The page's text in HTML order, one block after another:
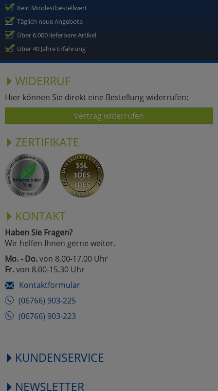
Kein Mindestbestellwert
Täglich neue Angebote
Über 6.000 lieferbare Artikel
Über 40 Jahre Erfahrung
WIDERRUF
Hier können Sie direkt eine Bestellung widerrufen:
Vertrag widerrufen
ZERTIFIKATE
KONTAKT
Haben Sie Fragen?
Wir helfen Ihnen gerne weiter.
Mo. - Do.von 8.00-17.00 Uhr
Fr.von 8.00-15.30 Uhr
Kontaktformular
(06766) 903-225
(06766) 903-223
KUNDENSERVICE
NEWSLETTER